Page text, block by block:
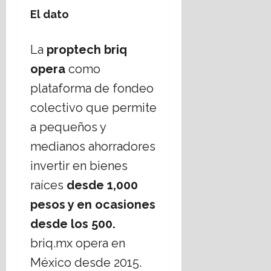
El dato
La proptech briq
opera como
plataforma de fondeo
colectivo que permite
a pequeños y
medianos ahorradores
invertir en bienes
raíces desde 1,000
pesos y en ocasiones
desde los 500.
briq.mx opera en
México desde 2015.